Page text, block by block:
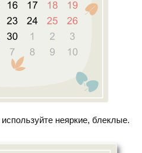
неяркие, блеклые.